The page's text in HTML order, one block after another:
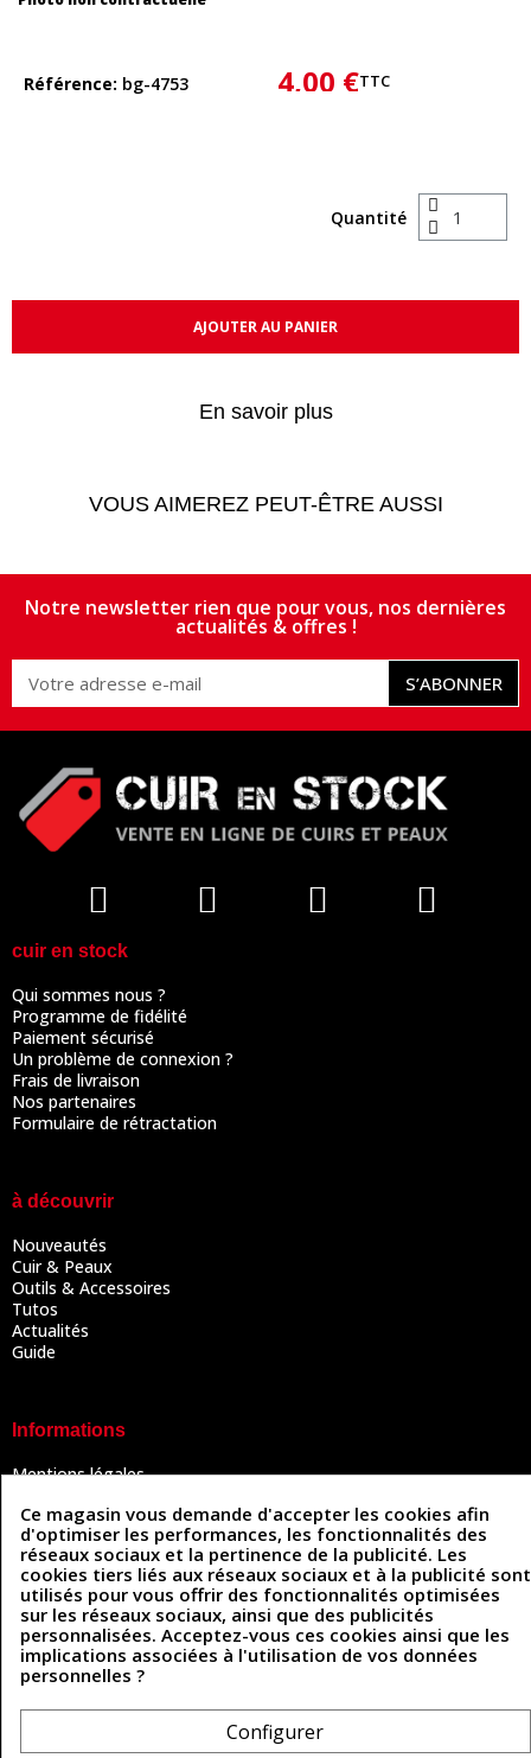
Référence bg-4753 4,00 €TTC
Quantité
AJOUTER AU PANIER
En savoir plus
VOUS AIMEREZ PEUT-ÊTRE AUSSI
Notre newsletter rien que pour vous, nos dernières
actualités & offres !
S’ABONNER
cuir en stock
Qui sommes nous ?
Programme de fidélité
Paiement sécurisé
Un problème de connexion ?
Frais de livraison
Nos partenaires
Formulaire de rétractation
à découvrir
Nouveautés
Cuir & Peaux
Outils & Accessoires
Tutos
Actualités
Guide
Informations
Mentions légales
Politique de confidentialité
Politique des cookies
Contactez-nous
Coordonnées
493 Chemin de Catougnac
contact@cuirenstock.com
Ce magasin vous demande d'accepter les cookies afin
d'optimiser les performances, les fonctionnalités des
réseaux sociaux et la pertinence de la publicité. Les
cookies tiers liés aux réseaux sociaux et à la publicité sont
utilisés pour vous offrir des fonctionnalités optimisées
sur les réseaux sociaux, ainsi que des publicités
personnalisées. Acceptez-vous ces cookies ainsi que les
implications associées à l'utilisation de vos données
personnelles ?
Configurer